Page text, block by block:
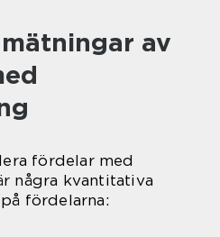
av
fördelar med
några kvantitativa
fördelarna: